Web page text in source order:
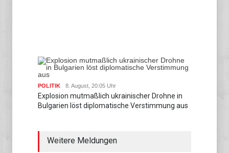
POLITIK 8. August, 20:05 Uhr
Explosion mutmaßlich ukrainischer Drohne in
Bulgarien löst diplomatische Verstimmung aus
Weitere Meldungen